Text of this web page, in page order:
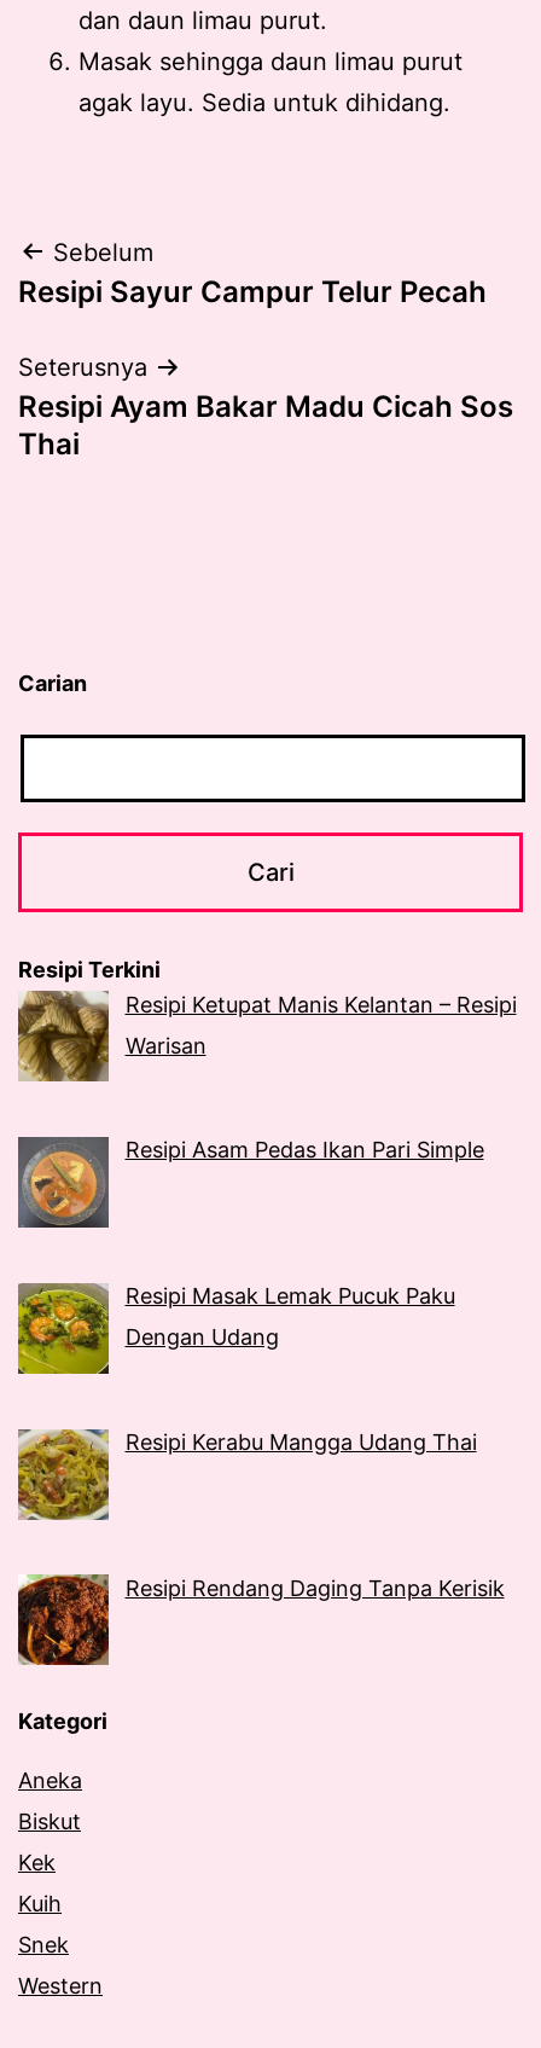
dan daun limau purut.
Masak sehingga daun limau purut
agak layu. Sedia untuk dihidang.
Post
navigation
Sebelum
Resipi Sayur Campur Telur Pecah
Seterusnya
Resipi Ayam Bakar Madu Cicah Sos
Thai
Carian
Resipi Terkini
Resipi Ketupat Manis Kelantan – Resipi
Warisan
Resipi Asam Pedas Ikan Pari Simple
Resipi Masak Lemak Pucuk Paku
Dengan Udang
Resipi Kerabu Mangga Udang Thai
Resipi Rendang Daging Tanpa Kerisik
Kategori
Aneka
Biskut
Kek
Kuih
Snek
Western